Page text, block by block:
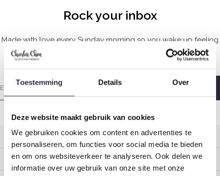
Toestemming Details Over
Deze website maakt gebruik van cookies
We gebruiken cookies om content en advertenties te
personaliseren, om functies voor social media te bieden
en om ons websiteverkeer te analyseren. Ook delen we
informatie over uw gebruik van onze site met onze
Rock your inbox
Made with love every Sunday morning so you wake up feeling
Customer service
My account